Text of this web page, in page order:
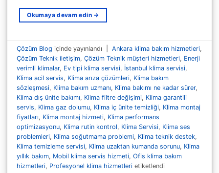
Okumaya devam edin →
Çözüm Blog içinde yayınlandı Ankara klima bakım hizmetleri,
Çözüm Teknik iletişim,Çözüm Teknik müşteri hizmetleri, Enerji
verimli klimalar, Ev tipi klima servisi, İstanbul klima servisi,
Klima acil servis, Klima arıza çözümleri, Klima bakım
sözleşmesi, Klima bakım uzmanı, Klima bakımı ne kadar sürer,
Klima dış ünite bakımı, Klima filtre değişimi, Klima garantili
servis, Klima gaz dolumu, Klima iç ünite temizliği, Klima montaj
fiyatları, Klima montaj hizmeti, Klima performans
optimizasyonu, Klima rutin kontrol, Klima Servisi, Klima ses
problemleri, Klima soğutmama problemi, Klima teknik destek,
Klima temizleme servisi, Klima uzaktan kumanda sorunu, Klima
yıllık bakım, Mobil klima servis hizmeti,Ofis klima bakım
hizmetleri, Profesyonel klima hizmetleri etiketlendi